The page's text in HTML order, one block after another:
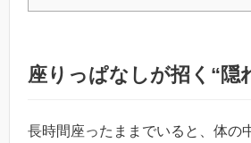
座りっぱなしが招く“隠
長時間座ったままでいると、体の